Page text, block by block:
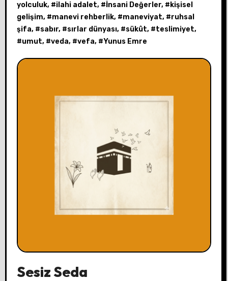
yolculuk, #ilahi adalet, #İnsani Değerler, # kişisel
gelişim, #manevi rehberlik, #maneviyat, #ruhsal
şifa, #sabır, #sırlar dünyası, #sükût, #teslimiyet,
#umut, #veda, #vefa, #Yunus Emre
Sesiz Seda